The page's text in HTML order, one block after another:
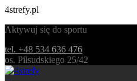
4strefy.pl
Aktywuj się do sportu
tel. +48 534 636 476
os. Piłsudskiego 25/42